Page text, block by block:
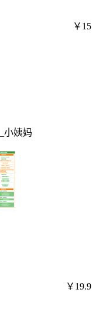
小姨妈
￥15
￥19.9